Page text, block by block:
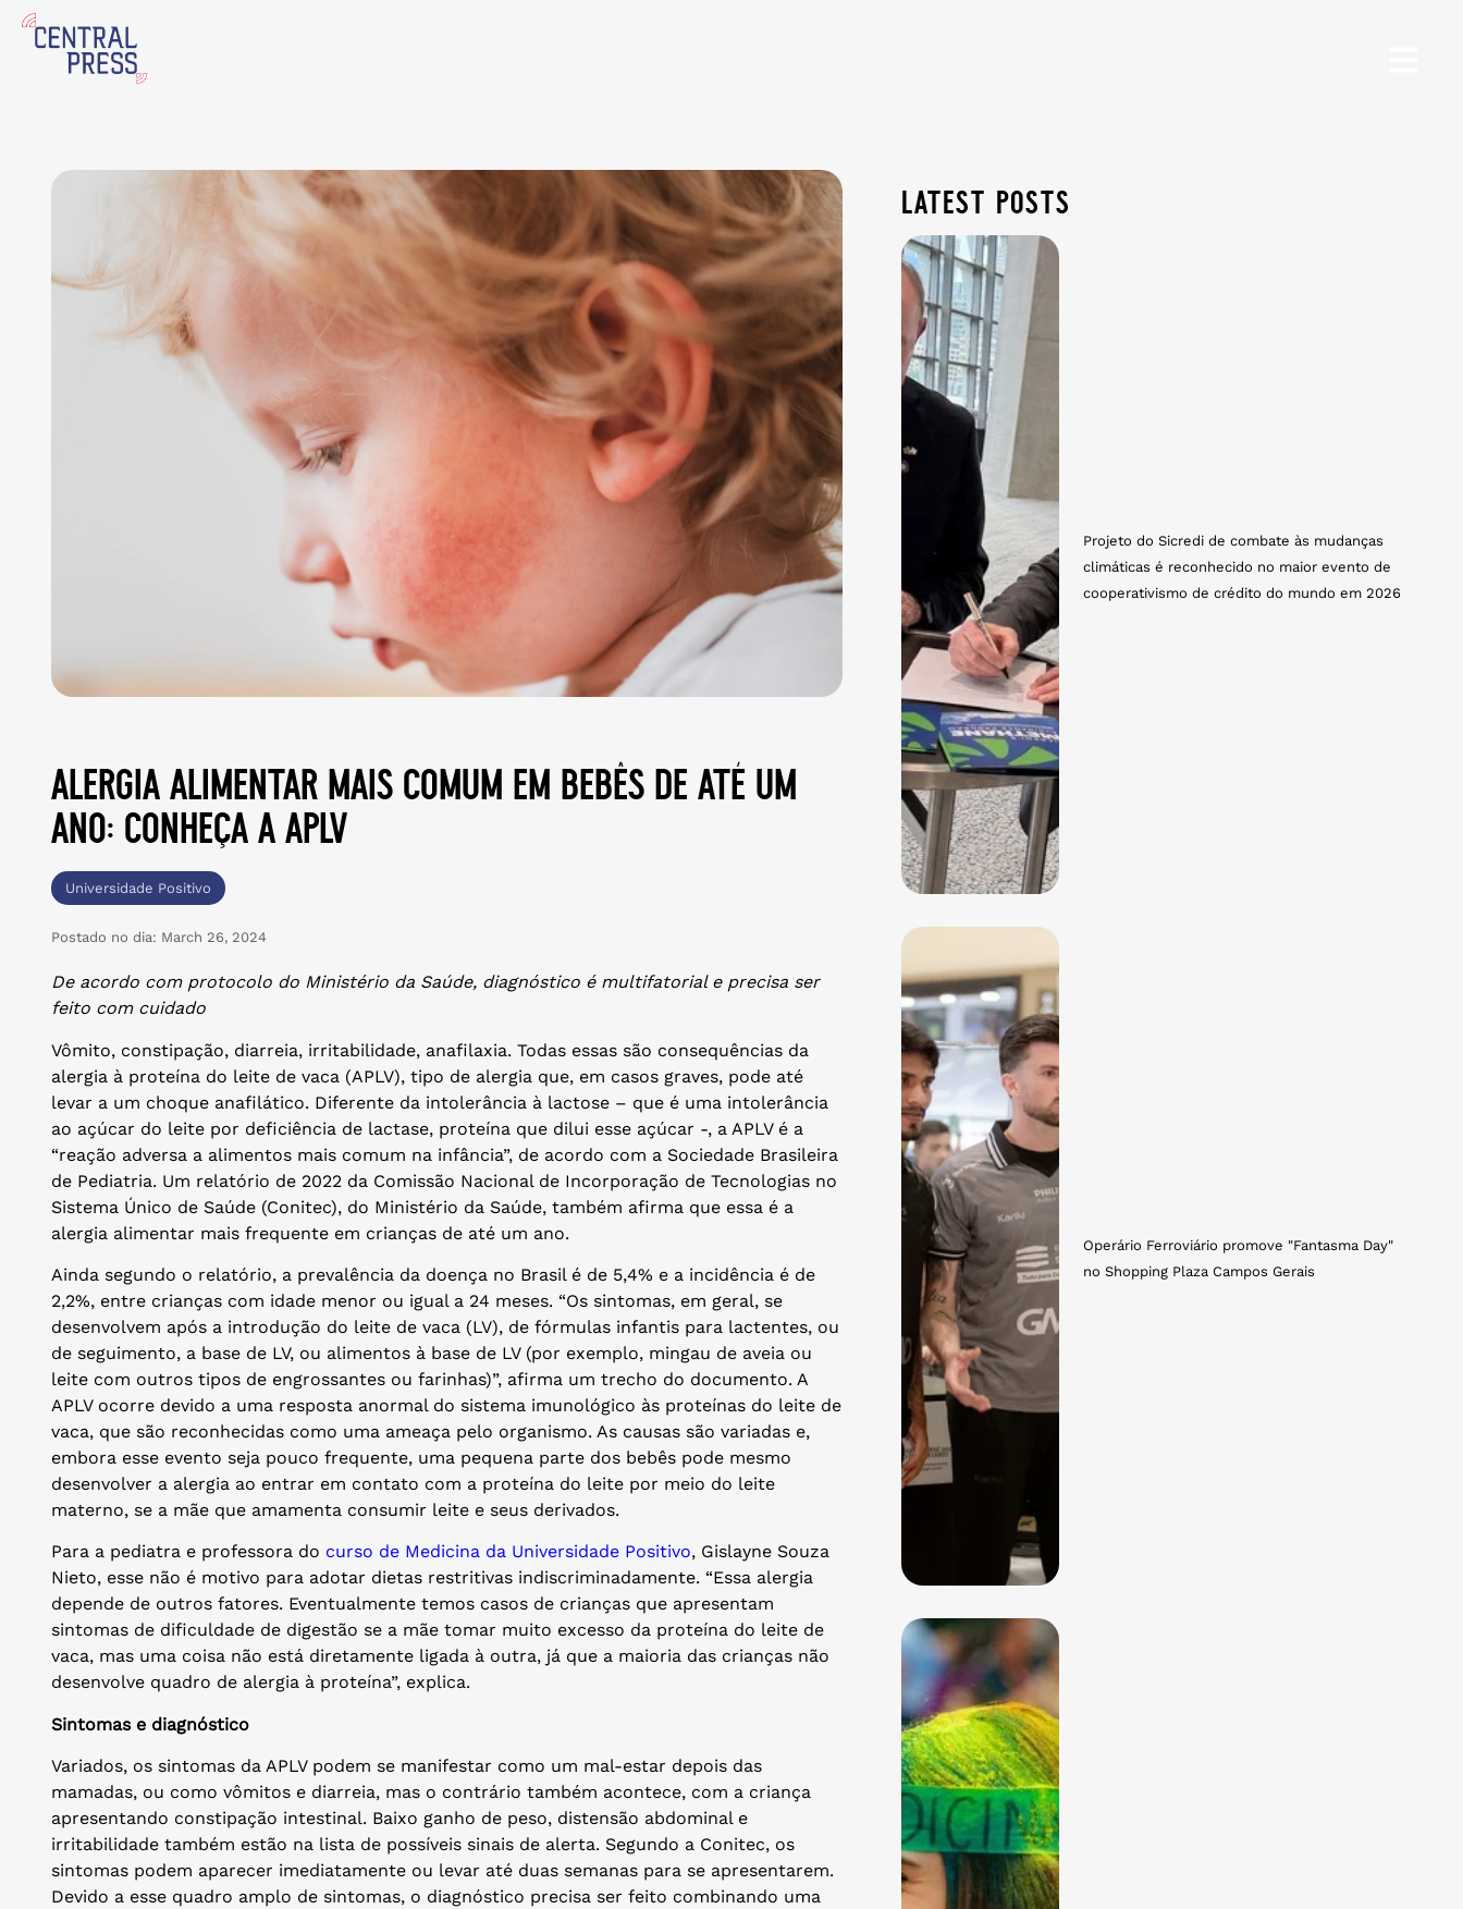
alergia alimentar mais comum em bebês de até um
ano: conheça a aplv
Universidade Positivo
Postado no dia: March 26, 2024
De acordo com protocolo do Ministério da Saúde, diagnóstico é multifatorial e precisa ser
feito com cuidado
Vômito, constipação, diarreia, irritabilidade, anafilaxia. Todas essas são consequências da
alergia à proteína do leite de vaca (APLV), tipo de alergia que, em casos graves, pode até
levar a um choque anafilático. Diferente da intolerância à lactose – que é uma intolerância
ao açúcar do leite por deficiência de lactase, proteína que dilui esse açúcar -, a APLV é a
“reação adversa a alimentos mais comum na infância”, de acordo com a Sociedade Brasileira
de Pediatria. Um relatório de 2022 da Comissão Nacional de Incorporação de Tecnologias no
Sistema Único de Saúde (Conitec), do Ministério da Saúde, também afirma que essa é a
alergia alimentar mais frequente em crianças de até um ano.
Ainda segundo o relatório, a prevalência da doença no Brasil é de 5,4% e a incidência é de
2,2%, entre crianças com idade menor ou igual a 24 meses. “Os sintomas, em geral, se
desenvolvem após a introdução do leite de vaca (LV), de fórmulas infantis para lactentes, ou
de seguimento, a base de LV, ou alimentos à base de LV (por exemplo, mingau de aveia ou
leite com outros tipos de engrossantes ou farinhas)”, afirma um trecho do documento. A
APLV ocorre devido a uma resposta anormal do sistema imunológico às proteínas do leite de
vaca, que são reconhecidas como uma ameaça pelo organismo. As causas são variadas e,
embora esse evento seja pouco frequente, uma pequena parte dos bebês pode mesmo
desenvolver a alergia ao entrar em contato com a proteína do leite por meio do leite
materno, se a mãe que amamenta consumir leite e seus derivados.
Para a pediatra e professora do curso de Medicina da Universidade Positivo, Gislayne Souza
Nieto, esse não é motivo para adotar dietas restritivas indiscriminadamente. “Essa alergia
depende de outros fatores. Eventualmente temos casos de crianças que apresentam
sintomas de dificuldade de digestão se a mãe tomar muito excesso da proteína do leite de
vaca, mas uma coisa não está diretamente ligada à outra, já que a maioria das crianças não
desenvolve quadro de alergia à proteína”, explica.
Sintomas e diagnóstico
Variados, os sintomas da APLV podem se manifestar como um mal-estar depois das
mamadas, ou como vômitos e diarreia, mas o contrário também acontece, com a criança
apresentando constipação intestinal. Baixo ganho de peso, distensão abdominal e
irritabilidade também estão na lista de possíveis sinais de alerta. Segundo a Conitec, os
sintomas podem aparecer imediatamente ou levar até duas semanas para se apresentarem.
Devido a esse quadro amplo de sintomas, o diagnóstico precisa ser feito combinando uma
latest posts
Projeto do Sicredi de combate às mudanças
climáticas é reconhecido no maior evento de
cooperativismo de crédito do mundo em 2026
Operário Ferroviário promove "Fantasma Day"
no Shopping Plaza Campos Gerais